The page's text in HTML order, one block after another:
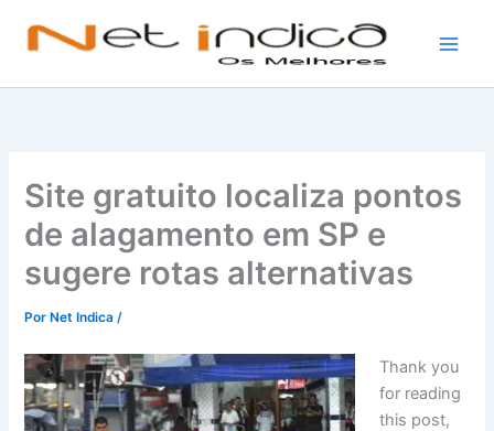
conteúdo
Site gratuito localiza pontos
de alagamento em SP e
sugere rotas alternativas
Por Net Indica/
Thank you
for reading
this post,